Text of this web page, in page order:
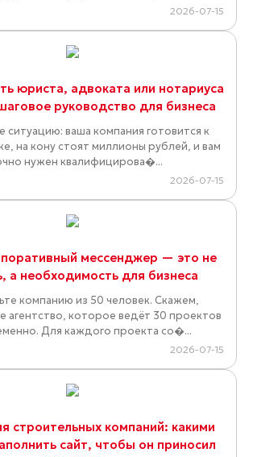
2026-07-15
юриста, адвоката или нотариуса
руководство для бизнеса
ситуацию: ваша компания готовится к
на кону стоят миллионы рублей, и вам
нужен квалифицирова�...
2026-07-15
мессенджер — это не
а необходимость для бизнеса
компанию из 50 человек. Скажем,
агентство, которое ведёт 30 проектов
Для каждого проекта со�...
2026-07-15
строительных компаний: какими
сайт, чтобы он приносил